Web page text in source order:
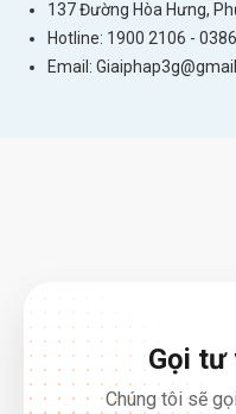
137 Đường Hòa Hưng,
Hotline: 1900 2106 -
Email:
Gọi tư
Chúng tôi sẽ